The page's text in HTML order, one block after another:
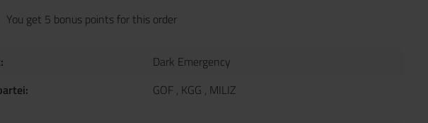
You get 5 bonus points for this order
Dark Emergency
GOF , KGG , MILIZ